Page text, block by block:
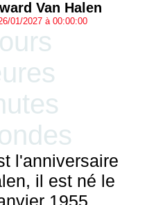
Van Halen
01/2027 à 00:00:00
l'anniversaire
il est né le
1955